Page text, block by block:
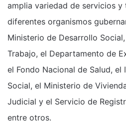
amplia variedad de servicios
diferentes organismos
Ministerio de Desarrollo
Trabajo, el Departamento de
el Fondo Nacional de Salud,
Social, el Ministerio de
Judicial y el Servicio de
entre otros.